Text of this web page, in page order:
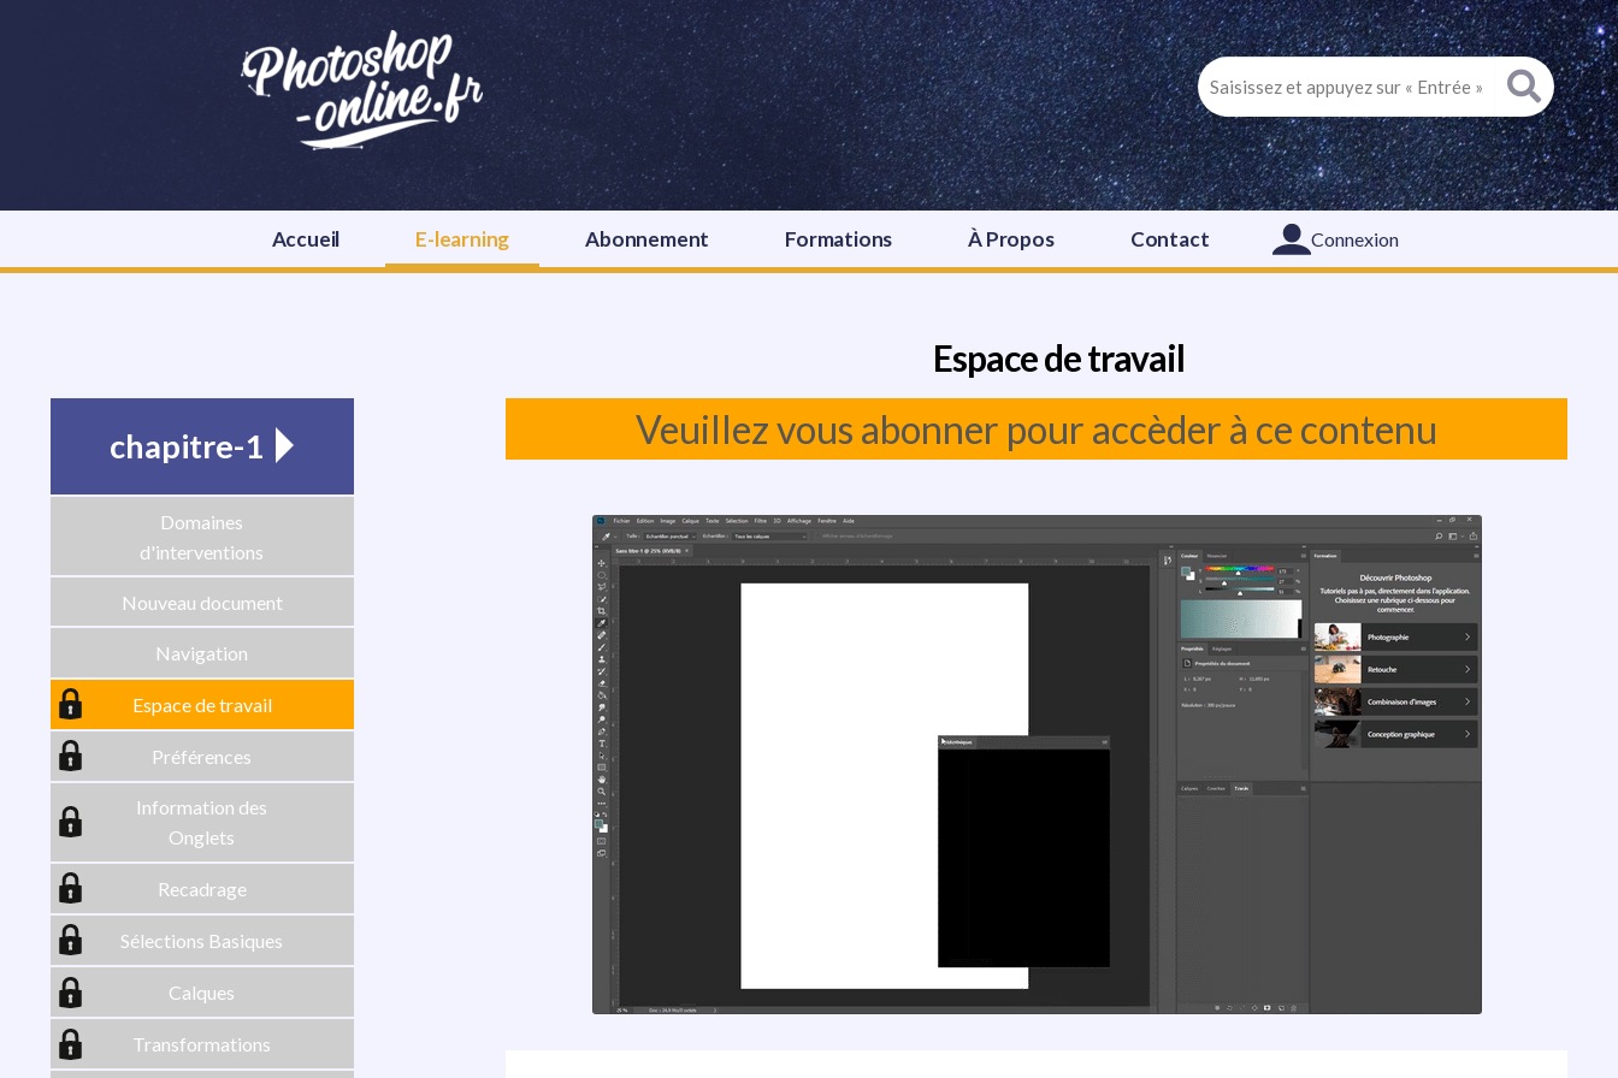
Accueil E-learning Abonnement Formations À Propos Contact Connexion
Espace de travail
chapitre-1
Domaines
d'interventions
Nouveau document
Navigation
Espace de travail
Préférences
Information des
Onglets
Recadrage
Sélections Basiques
Calques
Transformations
Veuillez vous abonner pour accèder à ce contenu